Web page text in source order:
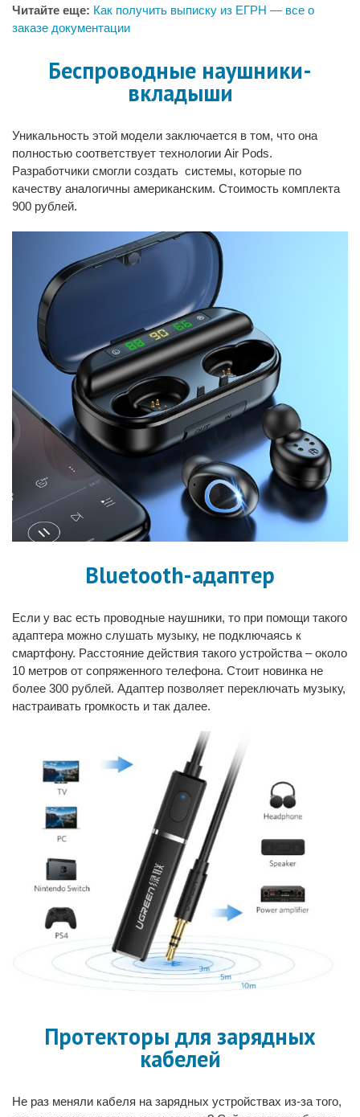
Читайте еще: Как получить выписку из ЕГРН — все о
заказе документации
Беспроводные наушники-
вкладыши
Уникальность этой модели заключается в том, что она
полностью соответствует технологии Air Pods.
Разработчики смогли создать системы, которые по
качеству аналогичны американским. Стоимость комплекта
900 рублей.
Bluetooth-адаптер
Если у вас есть проводные наушники, то при помощи такого
адаптера можно слушать музыку, не подключаясь к
смартфону. Расстояние действия такого устройства – около
10 метров от сопряженного телефона. Стоит новинка не
более 300 рублей. Адаптер позволяет переключать музыку,
настраивать громкость и так далее.
Протекторы для зарядных
кабелей
Не раз меняли кабеля на зарядных устройствах из-за того,